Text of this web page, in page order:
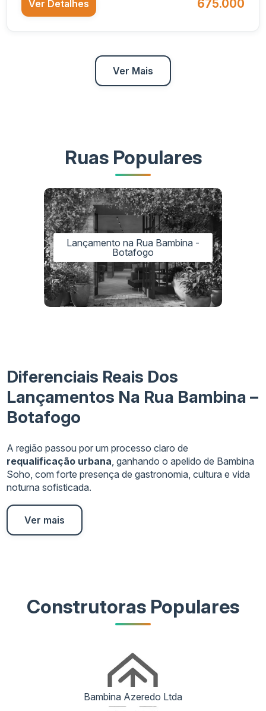
Ver Detalhes 675.000
Ver Mais
Ruas Populares
Lançamento na Rua Bambina -
Botafogo
Diferenciais Reais Dos
Lançamentos Na Rua Bambina –
Botafogo
A região passou por um processo claro de
requalificação urbana, ganhando o apelido de Bambina
Soho, com forte presença de gastronomia, cultura e vida
noturna sofisticada.
Proximidade estratégica
Ver mais
Construtoras Populares
Bambina Azeredo Ltda